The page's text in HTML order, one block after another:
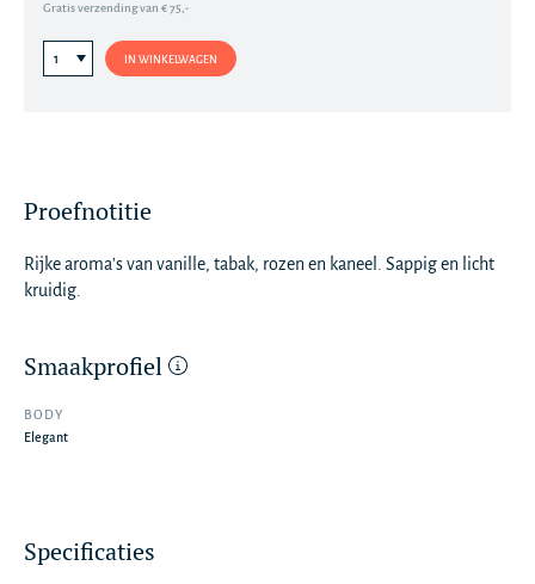
Gratis verzending van € 75,-
IN WINKELWAGEN
Proefnotitie
Rijke aroma's van vanille, tabak, rozen en kaneel. Sappig en licht
kruidig.
Smaakprofiel
BODY
Elegant
Specificaties